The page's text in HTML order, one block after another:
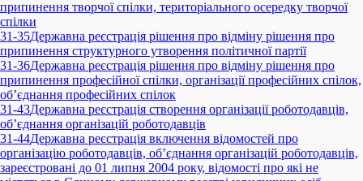
припинення творчої спілки, територіального осередку творчої
спілки
31-35Державна реєстрація рішення про відміну рішення про
припинення структурного утворення політичної партії
31-36Державна реєстрація рішення про відміну рішення про
припинення професійної спілки, організації професійних спілок,
об’єднання професійних спілок
31-43Державна реєстрація створення організації роботодавців,
об’єднання організацій роботодавців
31-44Державна реєстрація включення відомостей про
організацію роботодавців, об’єднання організацій роботодавців,
зареєстровані до 01 липня 2004 року, відомості про які не